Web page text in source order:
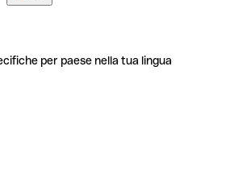
per paese nella tua lingua